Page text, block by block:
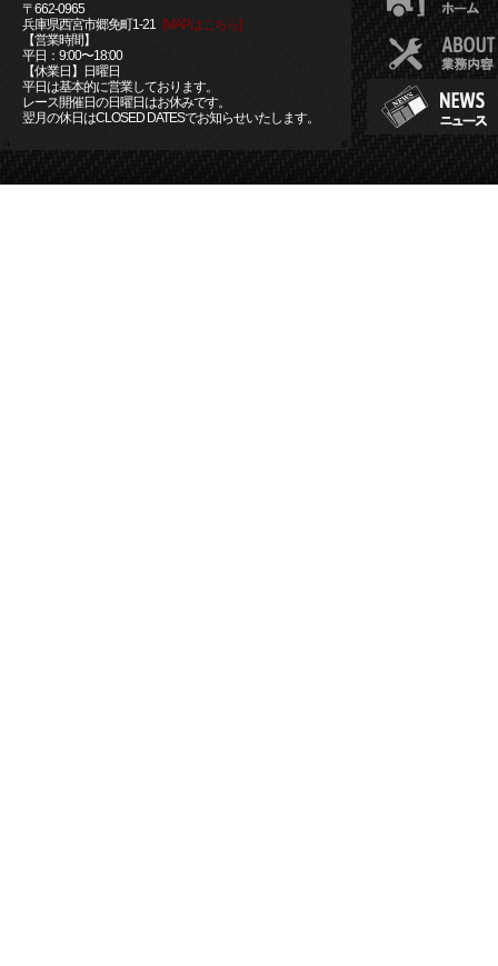
〒662-0965
兵庫県西宮市郷免町1-21 [MAPはこちら]
【営業時間】
平日：9:00〜18:00
【休業日】日曜日
平日は基本的に営業しております。
レース開催日の日曜日はお休みです。
翌月の休日はCLOSED DATESでお知らせいたします。